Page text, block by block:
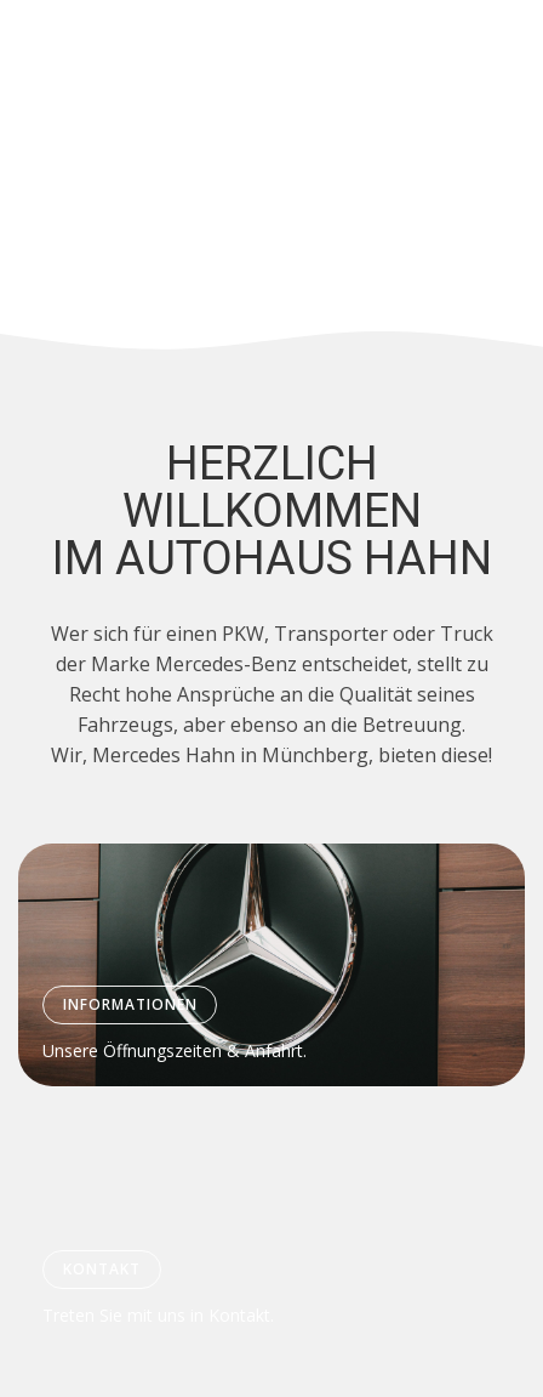
HERZLICH
WILLKOMMEN
IM AUTOHAUS HAHN
Wer sich für einen PKW, Transporter oder Truck
der Marke Mercedes-Benz entscheidet, stellt zu
Recht hohe Ansprüche an die Qualität seines
Fahrzeugs, aber ebenso an die Betreuung.
Wir, Mercedes Hahn in Münchberg, bieten diese!
INFORMATIONEN
Unsere Öffnungszeiten & Anfahrt.